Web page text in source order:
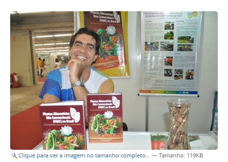
Clique para ver a imagem no tamanho completo… — Tamanho: 119KB